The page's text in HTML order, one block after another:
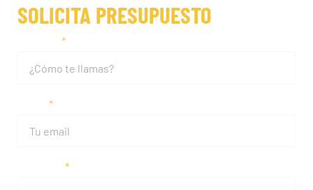
SOLICITA PRESUPUESTO